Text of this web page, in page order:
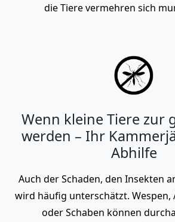
die Tiere vermehren sich
Wenn kleine Tiere zur
werden – Ihr
Abhilfe
Auch der Schaden, den Insekten
wird häufig unterschätzt. Wespen,
oder Schaben können